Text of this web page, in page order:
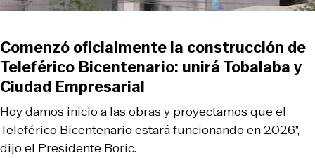
Hoy damos inicio a las obras y proyectamos que el
Teleférico Bicentenario estará funcionando en 2026”,
dijo el Presidente Boric.
Comenzó oficialmente la construcción de
Teleférico Bicentenario: unirá Tobalaba y
Ciudad Empresarial